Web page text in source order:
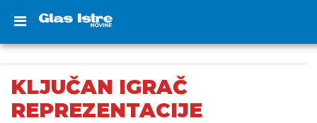
KLJUČAN IGRAČ
REPREZENTACIJE